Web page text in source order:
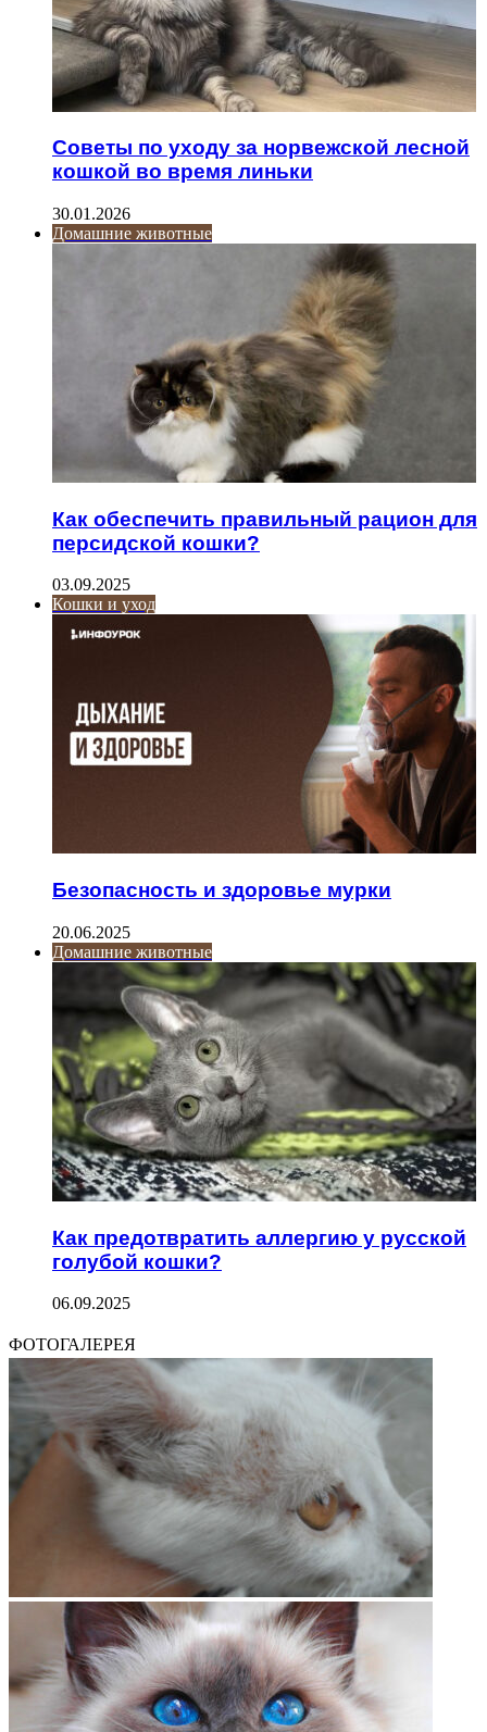
Советы по уходу за норвежской лесной
кошкой во время линьки
30.01.2026
Домашние животные
Как обеспечить правильный рацион для
персидской кошки?
03.09.2025
Кошки и уход
Безопасность и здоровье мурки
20.06.2025
Домашние животные
Как предотвратить аллергию у русской
голубой кошки?
06.09.2025
ФОТОГАЛЕРЕЯ